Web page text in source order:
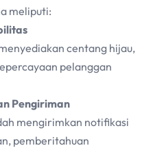
meliputi:
centang hijau,
pelanggan
Pengiriman
mengirimkan notifikasi
pemberitahuan